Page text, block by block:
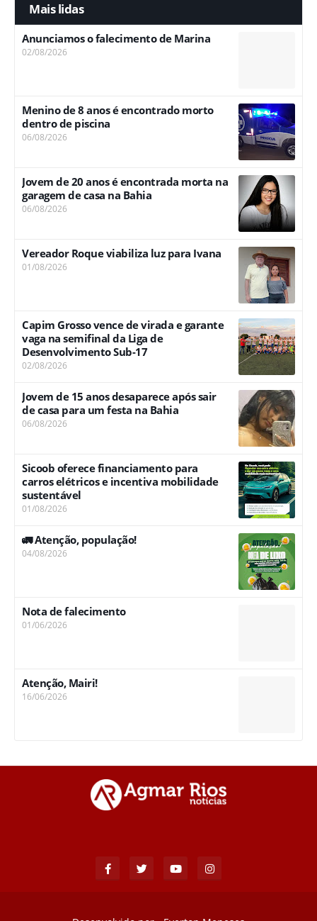
Mais lidas
Anunciamos o falecimento de Marina
02/08/2026
Menino de 8 anos é encontrado morto
dentro de piscina
06/08/2026
Jovem de 20 anos é encontrada morta na
garagem de casa na Bahia
06/08/2026
Vereador Roque viabiliza luz para Ivana
01/08/2026
Capim Grosso vence de virada e garante
vaga na semifinal da Liga de
Desenvolvimento Sub-17
02/08/2026
Jovem de 15 anos desaparece após sair
de casa para um festa na Bahia
06/08/2026
Sicoob oferece financiamento para
carros elétricos e incentiva mobilidade
sustentável
01/08/2026
🚛 Atenção, população!
04/08/2026
Nota de falecimento
01/06/2026
Atenção, Mairi!
16/06/2026